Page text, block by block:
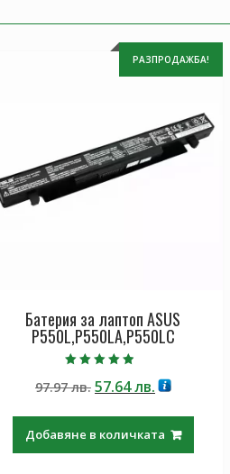
РАЗПРОДАЖБА!
Батерия за лаптоп ASUS
P550L,P550LA,P550LC
4.50
от 5
97.97лв. Original
97.97 лв..
57.64лв.Текущата
57.64 лв..
Добавяне в количката